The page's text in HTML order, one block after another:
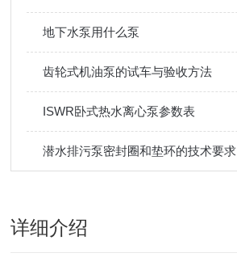
地下水泵用什么泵
齿轮式机油泵的试车与验收方法
ISWR卧式热水离心泵参数表
潜水排污泵密封圈和垫环的技术要求
详细介绍